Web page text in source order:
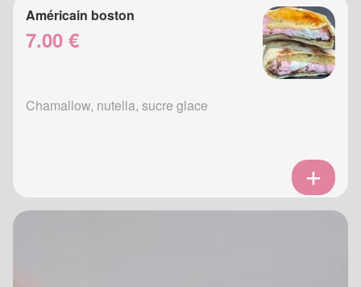
Américain boston
7.00 €
Chamallow, nutella, sucre glace